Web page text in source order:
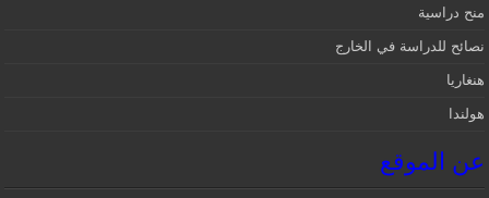
منح دراسية
نصائح للدراسة في الخارج
هنغاريا
هولندا
عن الموقع